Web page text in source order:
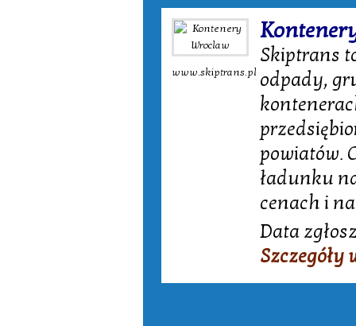
www.skiptrans.pl
Skiptrans
odpady,
powiatów.
ładunku
cenach i
Data
Szczegóły